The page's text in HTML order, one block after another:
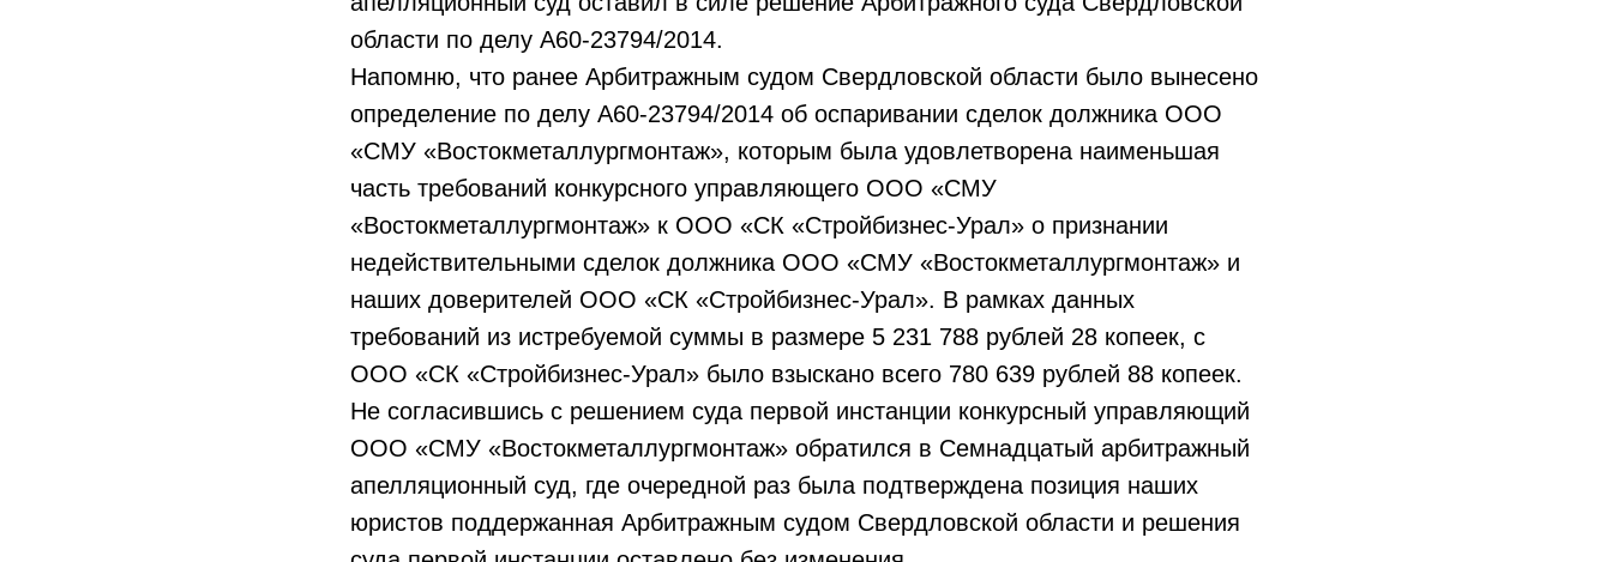
области по делу А60-23794/2014.
Напомню, что ранее Арбитражным судом Свердловской области было вынесено
определение по делу А60-23794/2014 об оспаривании сделок должника ООО
«СМУ «Востокметаллургмонтаж», которым была удовлетворена наименьшая
часть требований конкурсного управляющего ООО «СМУ
«Востокметаллургмонтаж» к ООО «СК «Стройбизнес-Урал» о признании
недействительными сделок должника ООО «СМУ «Востокметаллургмонтаж» и
наших доверителей ООО «СК «Стройбизнес-Урал». В рамках данных
требований из истребуемой суммы в размере 5 231 788 рублей 28 копеек, с
ООО «СК «Стройбизнес-Урал» было взыскано всего 780 639 рублей 88 копеек.
Не согласившись с решением суда первой инстанции конкурсный управляющий
ООО «СМУ «Востокметаллургмонтаж» обратился в Семнадцатый арбитражный
апелляционный суд, где очередной раз была подтверждена позиция наших
юристов поддержанная Арбитражным судом Свердловской области и решения